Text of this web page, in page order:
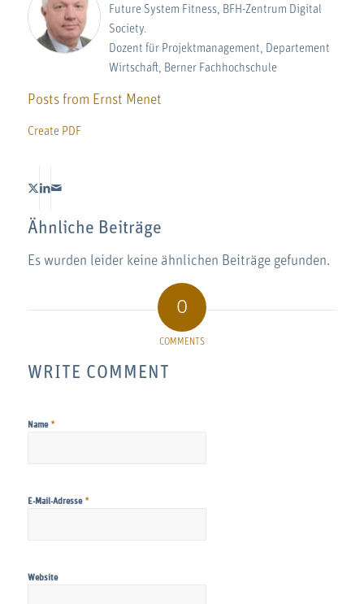
Future System Fitness, BFH-Zentrum Digital
Society.
Dozent für Projektmanagement, Departement
Wirtschaft, Berner Fachhochschule
Posts from Ernst Menet
Create PDF
Ähnliche Beiträge
Es wurden leider keine ähnlichen Beiträge gefunden.
0
COMMENTS
WRITE COMMENT
Name *
E-Mail-Adresse *
Website